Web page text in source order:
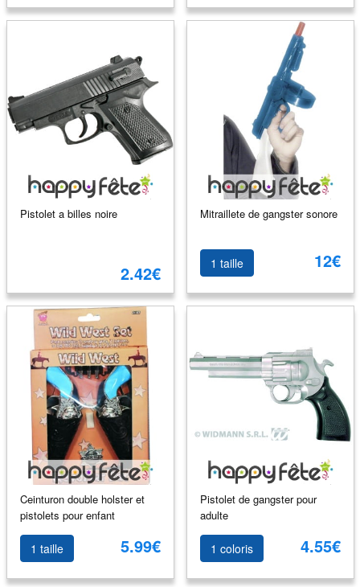
Pistolet a billes noire
2.42€
Mitraillete de gangster sonore
1 taille 12€
Ceinturon double holster et
pistolets pour enfant
1 taille 5.99€
Pistolet de gangster pour
adulte
1 coloris 4.55€